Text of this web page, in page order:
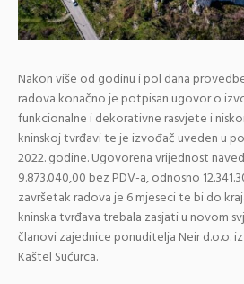
Nakon više od godinu i pol dana
radova konačno je potpisan ugovor o
funkcionalne i dekorativne rasvjete i
kninskoj tvrđavi te je izvođač uveden u
2022. godine. Ugovorena vrijednost
9.873.040,00 bez PDV-a, odnosno
završetak radova je 6 mjeseci te bi do
kninska tvrđava trebala zasjati u novom
članovi zajednice ponuditelja Neir d.o.o.
Kaštel Sućurca.